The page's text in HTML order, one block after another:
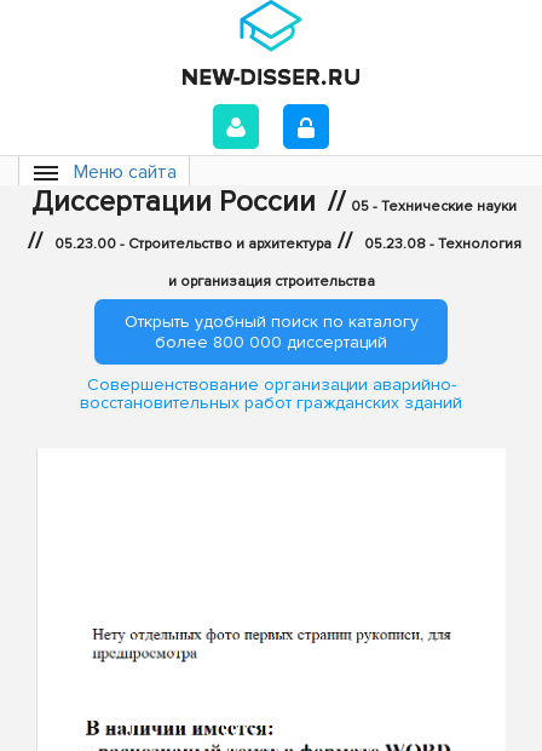
Меню сайта
Диссертации России // 05 - Технические науки
// 05.23.00 - Строительство и архитектура // 05.23.08 - Технология
и организация строительства
Открыть удобный поиск по каталогу
более 800 000 диссертаций
Совершенствование организации аварийно-
восстановительных работ гражданских зданий